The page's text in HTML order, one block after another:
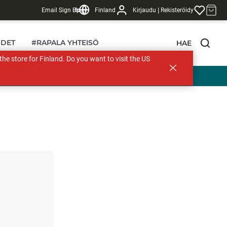
Email Sign UpBlogi Finland Kirjaudu | Rekisteröidy
#RAPALA YHTEISÖ HAE
store for Finland. Do you want to visit the US